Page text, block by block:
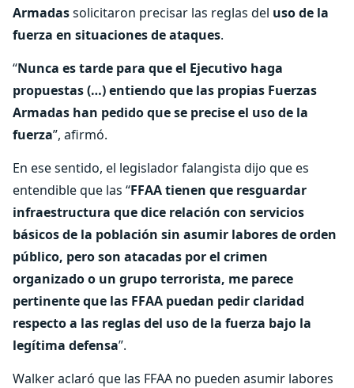
Armadassolicitaron precisar las reglas del uso de la
fuerza en situaciones de ataques.
“Nunca es tarde para que el Ejecutivo haga
propuestas (…) entiendo que las propias Fuerzas
Armadas han pedido que se precise el uso de la
fuerza”, afirmó.
En ese sentido, el legislador falangista dijo que es
entendible que las “FFAA tienen que resguardar
infraestructura que dice relación con servicios
básicos de la población sin asumir labores de orden
público, pero son atacadas por el crimen
organizado o un grupo terrorista, me parece
pertinente que las FFAA puedan pedir claridad
respecto a las reglas del uso de la fuerza bajo la
legítima defensa”.
Walker aclaró que las FFAA no pueden asumir labores